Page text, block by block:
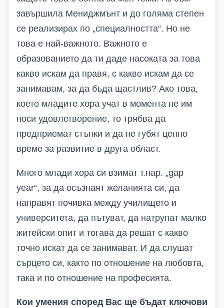
завършила Мениджмънт и до голяма степен
се реализирах по „специалността“. Но не
това е най-важното. Важното е
образованието да ти даде насоката за това
какво искам да правя, с какво искам да се
занимавам, за да бъда щастлив? Ако това,
което младите хора учат в момента не им
носи удовлетворение, то трябва да
предприемат стъпки и да не губят ценно
време за развитие в друга област.
Много млади хора си взимат т.нар. „gap
year“, за да осъзнаят желанията си, да
направят почивка между училището и
университета, да пътуват, да натрупат малко
житейски опит и тогава да решат с какво
точно искат да се занимават. И да слушат
сърцето си, както по отношение на любовта,
така и по отношение на професията.
Кои умения според Вас ще бъдат ключови